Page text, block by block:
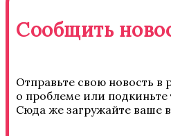
Сообщить
Отправьте свою новость в
о проблеме или
Сюда же загружайте ваше